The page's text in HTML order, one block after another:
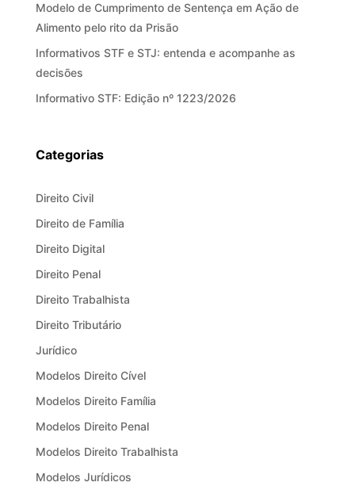
Modelo de Cumprimento de Sentença em Ação de
Alimento pelo rito da Prisão
Informativos STF e STJ: entenda e acompanhe as
decisões
Informativo STF: Edição nº 1223/2026
Categorias
Direito Civil
Direito de Família
Direito Digital
Direito Penal
Direito Trabalhista
Direito Tributário
Jurídico
Modelos Direito Cível
Modelos Direito Família
Modelos Direito Penal
Modelos Direito Trabalhista
Modelos Jurídicos